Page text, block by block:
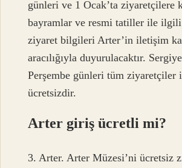
günleri ve 1 Ocak’ta ziyaretçilere
bayramlar ve resmi tatiller ile
ziyaret bilgileri Arter’in iletişim
aracılığıyla duyurulacaktır.
Perşembe günleri tüm ziyaretçiler
ücretsizdir.
Arter giriş ücretli mi?
3. Arter. Arter Müzesi’ni ücretsiz